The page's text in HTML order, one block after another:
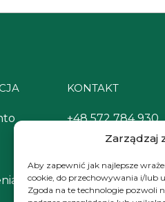
Zarządzaj
Aby zapewnić jak najlepsze
cookie, do przechowywania i/lub
Zgoda na te technologie pozwoli
KONTAKT
+48 572 784 930